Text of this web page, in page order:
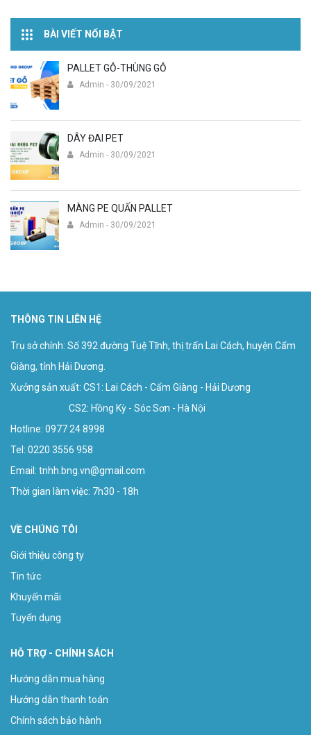
BÀI VIẾT NỔI BẬT
PALLET GỖ-THÙNG GỖ
Admin - 30/09/2021
DÂY ĐAI PET
Admin - 30/09/2021
MÀNG PE QUẤN PALLET
Admin - 30/09/2021
THÔNG TIN LIÊN HỆ
Trụ sở chính: Số 392 đường Tuệ Tĩnh, thị trấn Lai Cách, huyện Cẩm
Giàng, tỉnh Hải Dương.
Xưởng sản xuất: CS1: Lai Cách - Cẩm Giàng - Hải Dương
CS2: Hồng Kỳ - Sóc Sơn - Hà Nội
Hotline: 0977 24 8998
Tel: 0220 3556 958
Email: tnhh.bng.vn@gmail.com
Thời gian làm việc: 7h30 - 18h
VỀ CHÚNG TÔI
Giới thiệu công ty
Tin tức
Khuyến mãi
Tuyển dụng
HỖ TRỢ - CHÍNH SÁCH
Hướng dẫn mua hàng
Hướng dẫn thanh toán
Chính sách bảo hành